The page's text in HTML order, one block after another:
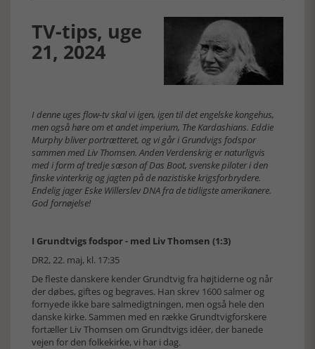
TV-tips, uge
21, 2024
I denne uges flow-tv skal vi igen, igen til det engelske kongehus,
men også høre om et andet imperium, The Kardashians. Eddie
Murphy bliver portrætteret, og vi går i Grundvigs fodspor
sammen med Liv Thomsen. Anden Verdenskrig er naturligvis
med i form af tredje sæson af Das Boot, svenske piloter i den
finske vinterkrig og jagten på de nazistiske krigsforbrydere.
Endelig jager Eske Willerslev DNA fra de tidligste amerikanere.
God fornøjelse!
I Grundtvigs fodspor - med Liv Thomsen (1:3)
DR2, 22. maj, kl. 17:35
De fleste danskere kender Grundtvig fra højtiderne og når
der døbes, giftes og begraves. Han skrev 1600 salmer og
fornyede ikke bare salmedigtningen, men også hele den
danske kirke. Sammen med en række Grundtvigforskere
fortæller Liv Thomsen om Grundtvigs idéer, der banede
vejen for den folkekirke, vi har i dag.